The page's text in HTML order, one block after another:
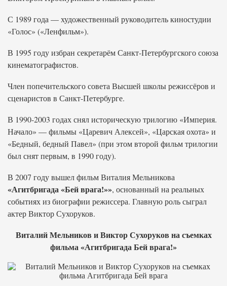
С 1989 года — художественный руководитель киностудии
«Голос» («Ленфильм»).
В 1995 году избран секретарём Санкт-Петербургского союза
кинематографистов.
Член попечительского совета Высшей школы режиссёров и
сценаристов в Санкт-Петербурге.
В 1990-2003 годах снял историческую трилогию «Империя.
Начало» — фильмы «Царевич Алексей», «Царская охота» и
«Бедный, бедный Павел» (при этом второй фильм трилогии
был снят первым, в 1990 году).
В 2007 году вышел фильм Виталия Мельникова
«Агитбригада «Бей врага!»», основанный на реальных
событиях из биографии режиссера. Главную роль сыграл
актер Виктор Сухоруков.
Виталий Мельников и Виктор Сухоруков на съемках
фильма «Агитбригада Бей врага!»